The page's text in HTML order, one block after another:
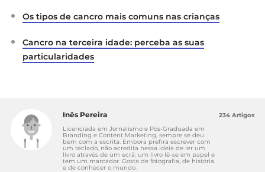
Os tipos de cancro mais comuns nas crianças
Cancro na terceira idade: perceba as suas
particularidades
Inês Pereira
Licenciada em Jornalismo e Pós-Graduada em
Branding e Content Marketing, sempre se deu
bem com a escrita. Embora prefira escrever com
um teclado, não acredita nessa ideia de ler um
livro através de um ecrã: um livro lê-se em papel e
tem um marcador. Gosta de fotografia, de história
e de conhecer o mundo.
234 Artigos